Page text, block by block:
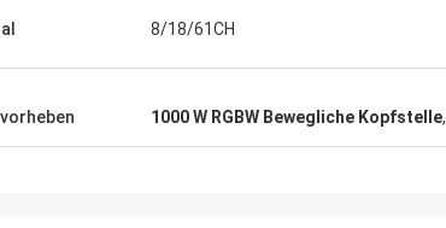
8/18/61CH
1000 W RGBW Bewegliche Kopfstelle,